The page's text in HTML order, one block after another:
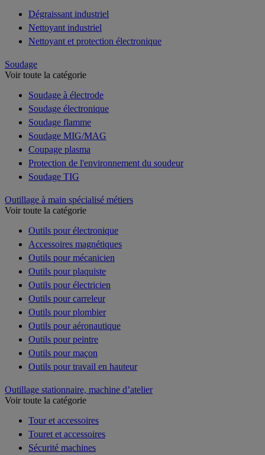
Dégraissant industriel
Nettoyant industriel
Nettoyant et protection électronique
Soudage
Voir toute la catégorie
Soudage à électrode
Soudage électronique
Soudage flamme
Soudage MIG/MAG
Coupage plasma
Protection de l'environnement du soudeur
Soudage TIG
Outillage à main spécialisé métiers
Voir toute la catégorie
Outils pour électronique
Accessoires magnétiques
Outils pour mécanicien
Outils pour plaquiste
Outils pour électricien
Outils pour carreleur
Outils pour plombier
Outils pour aéronautique
Outils pour peintre
Outils pour maçon
Outils pour travail en hauteur
Outillage stationnaire, machine d’atelier
Voir toute la catégorie
Tour et accessoires
Touret et accessoires
Sécurité machines